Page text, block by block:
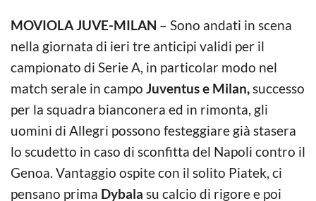
MOVIOLA JUVE-MILAN – Sono andati in scena
nella giornata di ieri tre anticipi validi per il
campionato di Serie A, in particolar modo nel
match serale in campo Juventus e Milan,successo
per la squadra bianconera ed in rimonta, gli
uomini di Allegri possono festeggiare già stasera
lo scudetto in caso di sconfitta del Napoli contro il
Genoa. Vantaggio ospite con il solito Piatek, ci
pensano prima Dybala su calcio di rigore e poi